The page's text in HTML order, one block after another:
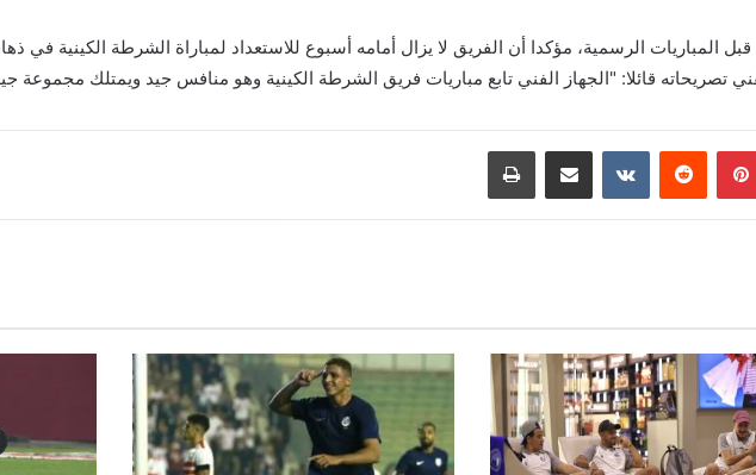
بينتيريست مشاركة عبر البريد طباعة